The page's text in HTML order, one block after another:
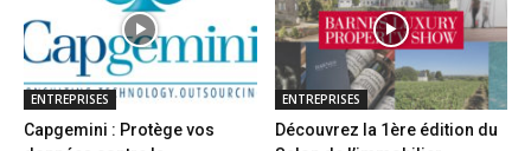
ENTREPRISES
Capgemini : Protège vos
ENTREPRISES
Découvrez la 1ère édition du